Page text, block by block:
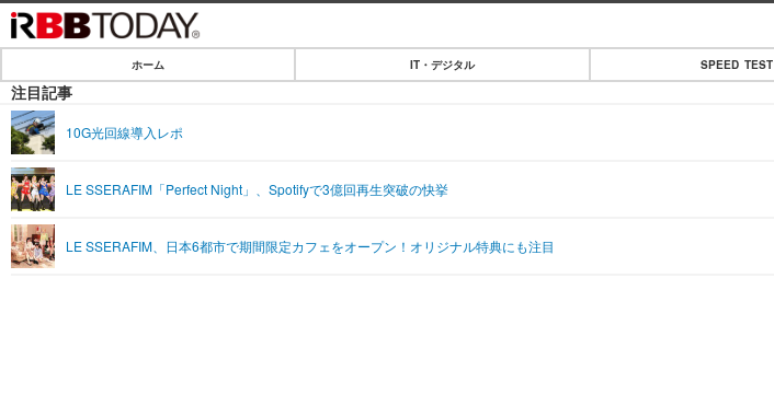
IT・デジタル
ショッピング
SPEED TEST
エンタメ
エンタメTOP
ライフ
ホーム IT・デジタル SPEED TEST
注目記事
10G光回線導入レポ
LE SSERAFIM「Perfect Night」、Spotifyで3億回再生突破の快挙
LE SSERAFIM、日本6都市で期間限定カフェをオープン！オリジナル特典にも注目